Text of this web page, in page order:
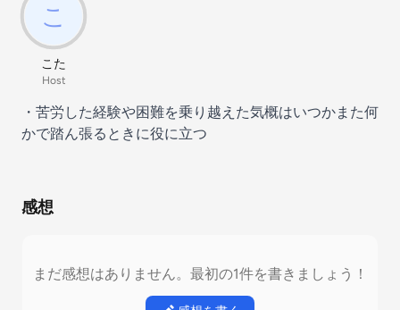
こた
Host
・苦労した経験や困難を乗り越えた気概はいつかまた何
かで踏ん張るときに役に立つ
感想
まだ感想はありません。最初の1件を書きましょう！